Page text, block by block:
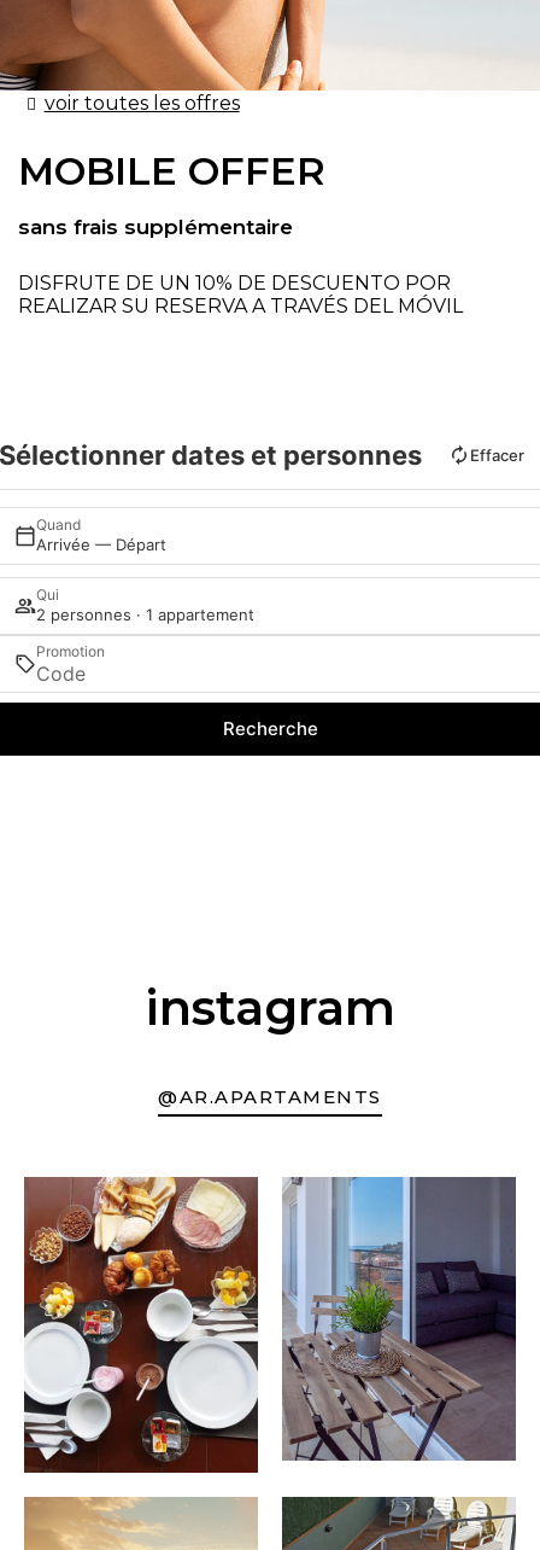
voir toutes les offres
MOBILE OFFER
sans frais supplémentaire
DISFRUTE DE UN 10% DE DESCUENTO POR
REALIZAR SU RESERVA A TRAVÉS DEL MÓVIL
Sélectionner dates et personnes Effacer
Quand
Arrivée — Départ
Qui
2 personnes · 1 appartement
Promotion
Recherche
instagram
@AR.APARTAMENTS